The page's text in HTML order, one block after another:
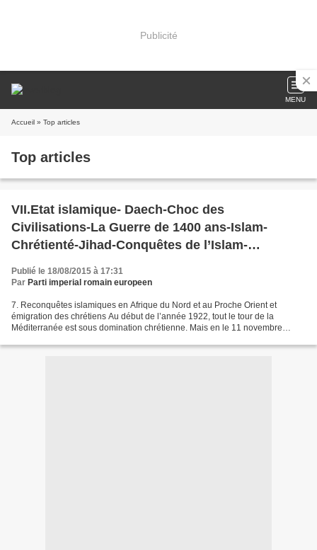
Publicité
MENU
Accueil » Top articles
Top articles
VII.Etat islamique- Daech-Choc des
Civilisations-La Guerre de 1400 ans-Islam-
Chrétienté-Jihad-Conquêtes de l’Islam-
Reconquêtes chrétiennes-Reconquêtes
Islamiques-Califats
Publié le 18/08/2015 à 17:31
Par Parti imperial romain europeen
7. Reconquêtes islamiques en Afrique du Nord et au Proche Orient et
émigration des chrétiens Au début de l’année 1922, tout le tour de la
Méditerranée est sous domination chrétienne. Mais en le 11 novembre